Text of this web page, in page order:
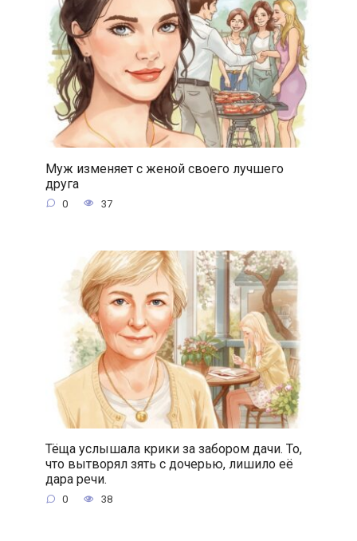
Муж изменяет с женой своего лучшего
друга
0 37
Тёща услышала крики за забором дачи. То,
что вытворял зять с дочерью, лишило её
дара речи.
0 38